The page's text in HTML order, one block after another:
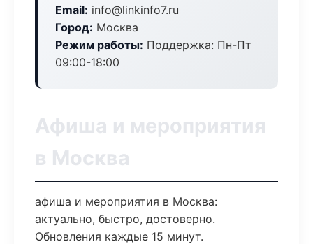
Email: info@linkinfo7.ru
Город: Москва
Режим работы: Поддержка: Пн-Пт
09:00-18:00
Афиша и мероприятия
в Москва
афиша и мероприятия в Москва:
актуально, быстро, достоверно.
Обновления каждые 15 минут.